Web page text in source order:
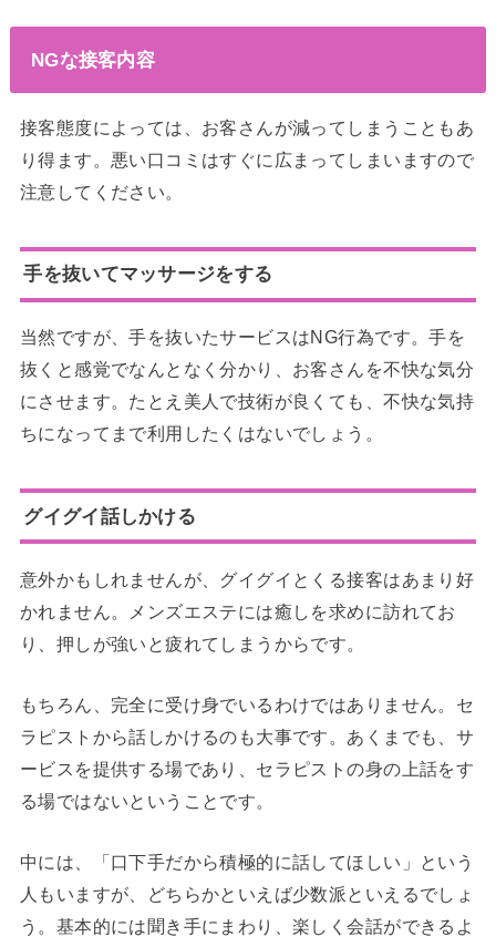
NGな接客内容
接客態度によっては、お客さんが減ってしまうこともあ
り得ます。悪い口コミはすぐに広まってしまいますので
注意してください。
手を抜いてマッサージをする
当然ですが、手を抜いたサービスはNG行為です。手を
抜くと感覚でなんとなく分かり、お客さんを不快な気分
にさせます。たとえ美人で技術が良くても、不快な気持
ちになってまで利用したくはないでしょう。
グイグイ話しかける
意外かもしれませんが、グイグイとくる接客はあまり好
かれません。メンズエステには癒しを求めに訪れてお
り、押しが強いと疲れてしまうからです。
もちろん、完全に受け身でいるわけではありません。セ
ラピストから話しかけるのも大事です。あくまでも、サ
ービスを提供する場であり、セラピストの身の上話をす
る場ではないということです。
中には、「口下手だから積極的に話してほしい」という
人もいますが、どちらかといえば少数派といえるでしょ
う。基本的には聞き手にまわり、楽しく会話ができるよ